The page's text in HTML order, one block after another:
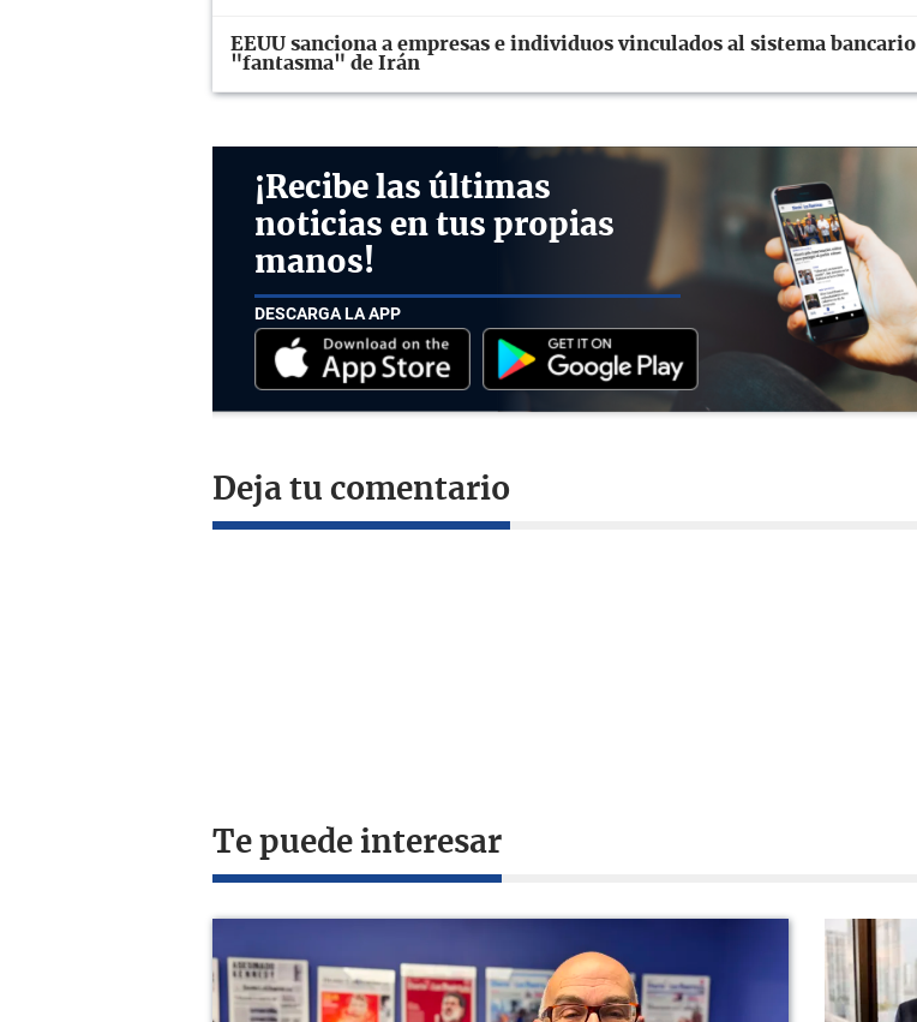
EEUU sanciona a empresas e individuos vinculados al sistema bancario
"fantasma" de Irán
¡Recibe las últimas
noticias en tus propias
manos!
DESCARGA LA APP
Deja tu comentario
Te puede interesar